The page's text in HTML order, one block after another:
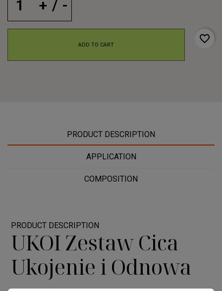
ADD TO CART
favorite_border
PRODUCT DESCRIPTION
APPLICATION
COMPOSITION
PRODUCT DESCRIPTION
UKOI Zestaw Cica
Ukojenie i Odnowa